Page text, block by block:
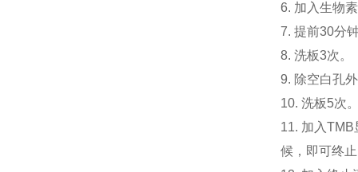
6. 加入生物
7. 提前30分
8. 洗板3次。
9. 除空白孔
10. 洗板5次
11. 加入
候，即可终